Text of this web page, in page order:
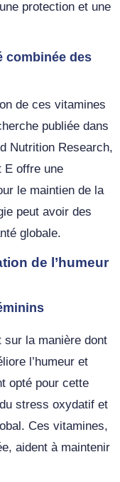
protection et une
combinée des
de ces vitamines
publiée dans
Nutrition Research,
E offre une
le maintien de la
peut avoir des
globale.
de l’humeur
sur la manière dont
l’humeur et
opté pour cette
stress oxydatif et
Ces vitamines,
aident à maintenir